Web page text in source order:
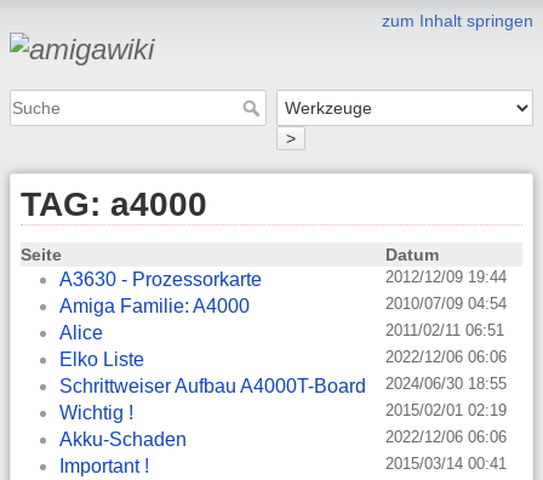
zum Inhalt springen
>
TAG: a4000
Seite Datum
A3630 - Prozessorkarte 2012/12/09 19:44
Amiga Familie: A4000 2010/07/09 04:54
Alice 2011/02/11 06:51
Elko Liste 2022/12/06 06:06
Schrittweiser Aufbau A4000T-Board 2024/06/30 18:55
Wichtig ! 2015/02/01 02:19
Akku-Schaden 2022/12/06 06:06
Important ! 2015/03/14 00:41